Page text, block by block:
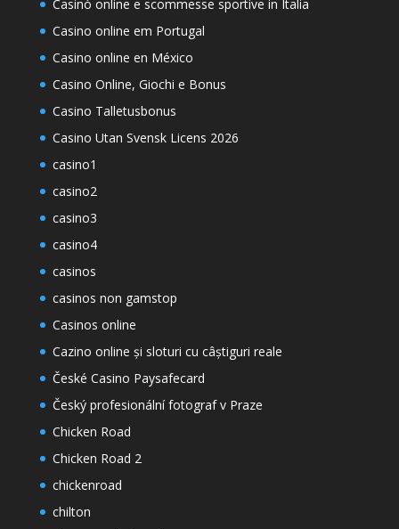
Casinò online e scommesse sportive in Italia
Casino online em Portugal
Casino online en México
Casino Online, Giochi e Bonus
Casino Talletusbonus
Casino Utan Svensk Licens 2026
casino1
casino2
casino3
casino4
casinos
casinos non gamstop
Casinos online
Cazino online și sloturi cu câștiguri reale
České Casino Paysafecard
Český profesionální fotograf v Praze
Chicken Road
Chicken Road 2
chickenroad
chilton